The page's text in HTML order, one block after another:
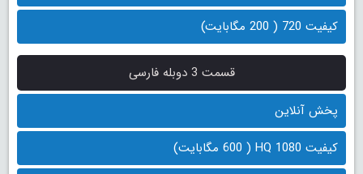
کیفیت 720 ( 200 مگابایت)
قسمت 3 دوبله فارسی
پخش آنلاین
کیفیت 1080 HQ ( 600 مگابایت)